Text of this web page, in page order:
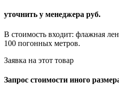
уточнить у менеджера руб.
В стоимость входит: флажная
100 погонных метров.
Заявка на этот товар
Запрос стоимости иного